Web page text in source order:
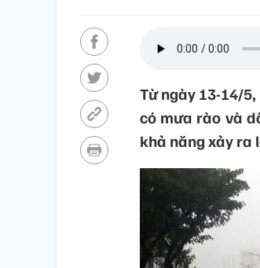
Từ ngày 13-14/
có mưa rào và
khả năng xảy ra